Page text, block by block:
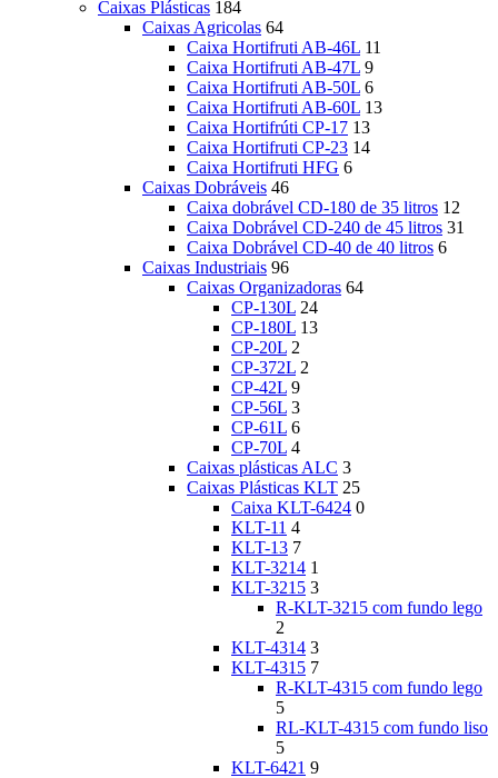
Caixas Plásticas 184
Caixas Agricolas 64
Caixa Hortifruti AB-46L 11
Caixa Hortifruti AB-47L 9
Caixa Hortifruti AB-50L 6
Caixa Hortifruti AB-60L 13
Caixa Hortifrúti CP-17 13
Caixa Hortifruti CP-23 14
Caixa Hortifruti HFG 6
Caixas Dobráveis 46
Caixa dobrável CD-180 de 35 litros 12
Caixa Dobrável CD-240 de 45 litros 31
Caixa Dobrável CD-40 de 40 litros 6
Caixas Industriais 96
Caixas Organizadoras 64
CP-130L 24
CP-180L 13
CP-20L 2
CP-372L 2
CP-42L 9
CP-56L 3
CP-61L 6
CP-70L 4
Caixas plásticas ALC 3
Caixas Plásticas KLT 25
Caixa KLT-6424 0
KLT-11 4
KLT-13 7
KLT-3214 1
KLT-3215 3
R-KLT-3215 com fundo lego
2
KLT-4314 3
KLT-4315 7
R-KLT-4315 com fundo lego
5
RL-KLT-4315 com fundo liso
5
KLT-6421 9